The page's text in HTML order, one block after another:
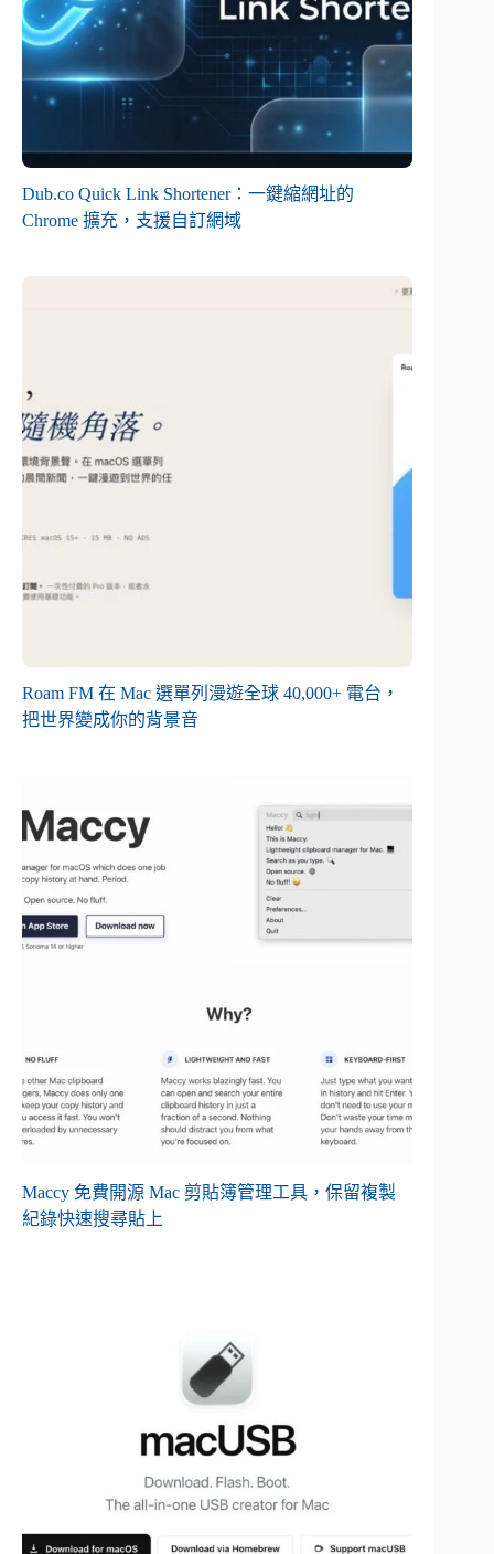
Dub.co Quick Link Shortener：一鍵縮網址的
Chrome 擴充，支援自訂網域
Roam FM 在 Mac 選單列漫遊全球 40,000+ 電台，
把世界變成你的背景音
Maccy 免費開源 Mac 剪貼簿管理工具，保留複製
紀錄快速搜尋貼上